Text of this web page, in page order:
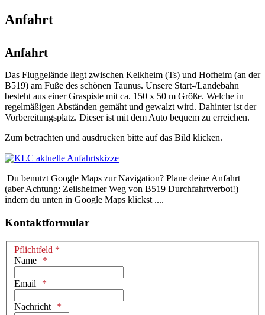
Anfahrt
Anfahrt
Das Fluggelände liegt zwischen Kelkheim (Ts) und Hofheim (an der
B519) am Fuße des schönen Taunus. Unsere Start-/Landebahn
besteht aus einer Graspiste mit ca. 150 x 50 m Größe. Welche in
regelmäßigen Abständen gemäht und gewalzt wird. Dahinter ist der
Vorbereitungsplatz. Dieser ist mit dem Auto bequem zu erreichen.
Zum betrachten und ausdrucken bitte auf das Bild klicken.
Du benutzt Google Maps zur Navigation? Plane deine Anfahrt
(aber Achtung: Zeilsheimer Weg von B519 Durchfahrtverbot!)
indem du unten in Google Maps klickst ....
Kontaktformular
Pflichtfeld *
Name
Email
Nachricht